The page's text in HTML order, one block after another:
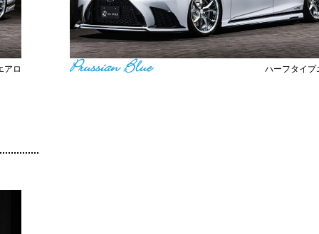
アロ ハーフタイプ